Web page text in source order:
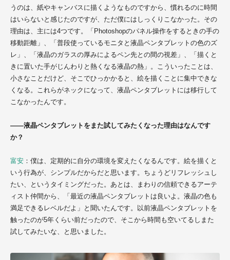
うのは、紙やキャンバスに描くようなものですから、慣れるのに時間
はいらないと感じたのですが、ただ僕にはしっくりこなかった。その
理由は、主には4つです。「Photoshopのパネル操作をするときの手の
移動距離」、「普段使っているモニタと液晶ペンタブレットの色のズ
レ」、「液晶のガラスの厚みによるペン先との間の視差」、「描くと
きに置いた手がじんわりと熱くなる液晶の熱」。こういったことは、
小さなことだけど、そこでひっかかると、絵を描くことに集中できな
くなる。これらがネックになって、液晶ペンタブレットには移行して
こなかったんです。
――液晶ペンタブレットをまた試してみたくなった理由はなんです
か？
富安 ：僕は、定期的に自分の環境を変えたくなるんです。絵を描くと
いう行為が、シンプルだからだと思います。ちょうどリフレッシュし
たい、というタイミングだった。あとは、まわりの信頼できるアーテ
ィスト仲間から、「最近の液晶ペンタブレットは良いよ。液晶の色も
満足できるレベルだよ」と聞いたんです。以前液晶ペンタブレットを
触ったのが5年くらい前だったので、そこから時間も空いてるしまた
試してみたいな、と思いました。